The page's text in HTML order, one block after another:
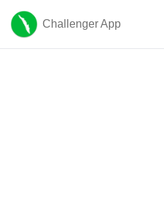
Challenger App